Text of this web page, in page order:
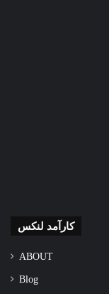
کارآمد لنکس
ABOUT
Blog